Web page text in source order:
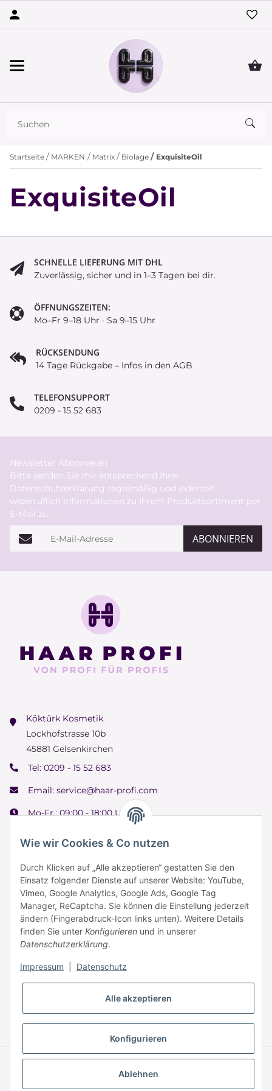
Wie wir Cookies & Co nutzen
Durch Klicken auf „Alle akzeptieren“ gestatten Sie den
Einsatz folgender Dienste auf unserer Website: YouTube,
Vimeo, Google Analytics, Google Ads, Google Tag
Manager, ReCaptcha. Sie können die Einstellung jederzeit
ändern (Fingerabdruck-Icon links unten). Weitere Details
finden Sie unter Konfigurieren und in unserer
Datenschutzerklärung.
Impressum Datenschutz
Alle akzeptieren
Konfigurieren
Ablehnen
Startseite MARKEN Matrix Biolage ExquisiteOil
ExquisiteOil
SCHNELLE LIEFERUNG MIT DHL
Zuverlässig, sicher und in 1–3 Tagen bei dir.
ÖFFNUNGSZEITEN:
Mo–Fr 9–18 Uhr · Sa 9–15 Uhr
RÜCKSENDUNG
14 Tage Rückgabe – Infos in den AGB
TELEFONSUPPORT
0209 - 15 52 683
Newsletter Abonnieren
Bitte senden Sie mir entsprechend Ihrer
Datenschutzerklärung regelmäßig und jederzeit
widerruflich Informationen zu Ihrem Produktsortiment per
E-Mail zu.
E-Mail-Adresse ABONNIEREN
Köktürk Kosmetik
Lockhofstrasse 10b
45881 Gelsenkirchen
Tel: 0209 - 15 52 683
Email: service@haar-profi.com
Mo-Fr.: 09:00 - 18:00 Uhr
Samstag: 09:00 - 15:00 Uhr
Informationen
Zahlung & Versand
© © 2025 HAAR PROFI – A brand of Novon Professional GmbH
JTL-Shop|FIRE JTL-Shop Template